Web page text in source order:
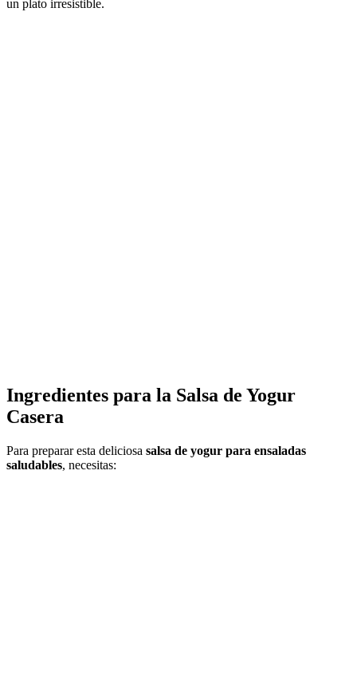
un plato irresistible.
Ingredientes para la Salsa de Yogur
Casera
Para preparar esta deliciosa salsa de yogur para ensaladas
saludables, necesitas: